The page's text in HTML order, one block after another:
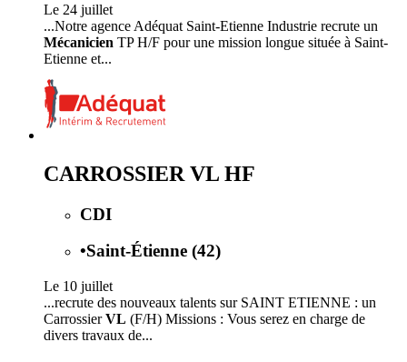
Le 24 juillet
...Notre agence Adéquat Saint-Etienne Industrie recrute un
Mécanicien TP H/F pour une mission longue située à Saint-
Etienne et...
CARROSSIER VL HF
CDI
•Saint-Étienne (42)
Le 10 juillet
...recrute des nouveaux talents sur SAINT ETIENNE : un
CarrossierVL (F/H) Missions : Vous serez en charge de
divers travaux de...